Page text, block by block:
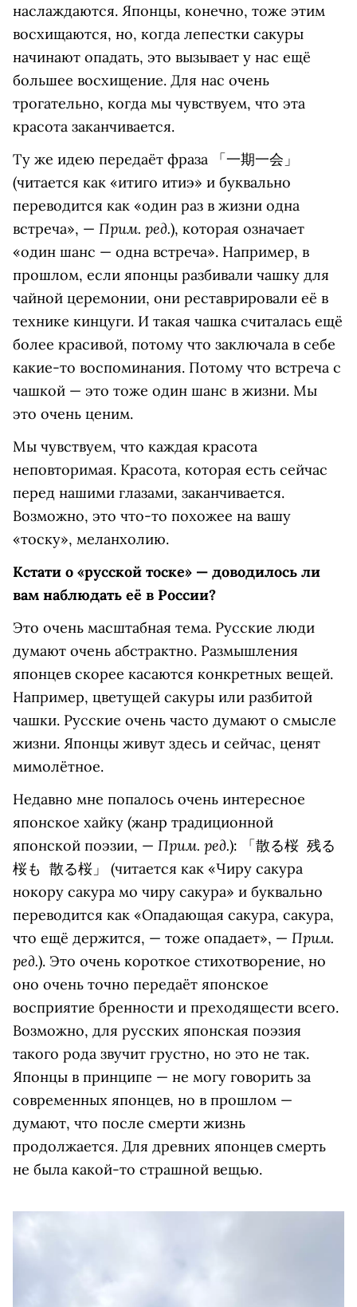
наслаждаются. Японцы, конечно, тоже этим
восхищаются, но, когда лепестки сакуры
начинают опадать, это вызывает у нас ещё
большее восхищение. Для нас очень
трогательно, когда мы чувствуем, что эта
красота заканчивается.
Ту же идею передаёт фраза 「一期一会」
(читается как «итиго итиэ» и буквально
переводится как «один раз в жизни одна
встреча», — Прим. ред.), которая означает
«один шанс — одна встреча». Например, в
прошлом, если японцы разбивали чашку для
чайной церемонии, они реставрировали её в
технике кинцуги. И такая чашка считалась ещё
более красивой, потому что заключала в себе
какие-то воспоминания. Потому что встреча с
чашкой — это тоже один шанс в жизни. Мы
это очень ценим.
Мы чувствуем, что каждая красота
неповторимая. Красота, которая есть сейчас
перед нашими глазами, заканчивается.
Возможно, это что-то похожее на вашу
«тоску», меланхолию.
Кстати о «русской тоске» — доводилось ли
вам наблюдать её в России?
Это очень масштабная тема. Русские люди
думают очень абстрактно. Размышления
японцев скорее касаются конкретных вещей.
Например, цветущей сакуры или разбитой
чашки. Русские очень часто думают о смысле
жизни. Японцы живут здесь и сейчас, ценят
мимолётное.
Недавно мне попалось очень интересное
японское хайку (жанр традиционной
японской поэзии, — Прим. ред.): 「散る桜 残る
桜も 散る桜」 (читается как «Чиру сакура
нокору сакура мо чиру сакура» и буквально
переводится как «Опадающая сакура, сакура,
что ещё держится, — тоже опадает», — Прим.
ред.). Это очень короткое стихотворение, но
оно очень точно передаёт японское
восприятие бренности и преходящести всего.
Возможно, для русских японская поэзия
такого рода звучит грустно, но это не так.
Японцы в принципе — не могу говорить за
современных японцев, но в прошлом —
думают, что после смерти жизнь
продолжается. Для древних японцев смерть
не была какой-то страшной вещью.